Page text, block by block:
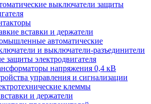
выключатели защиты
вставки и держатели
автоматические
и выключатели-разъединители
защиты электродвигателя
напряжения 0,4 кВ
управления и сигнализации
клеммы
и держатели